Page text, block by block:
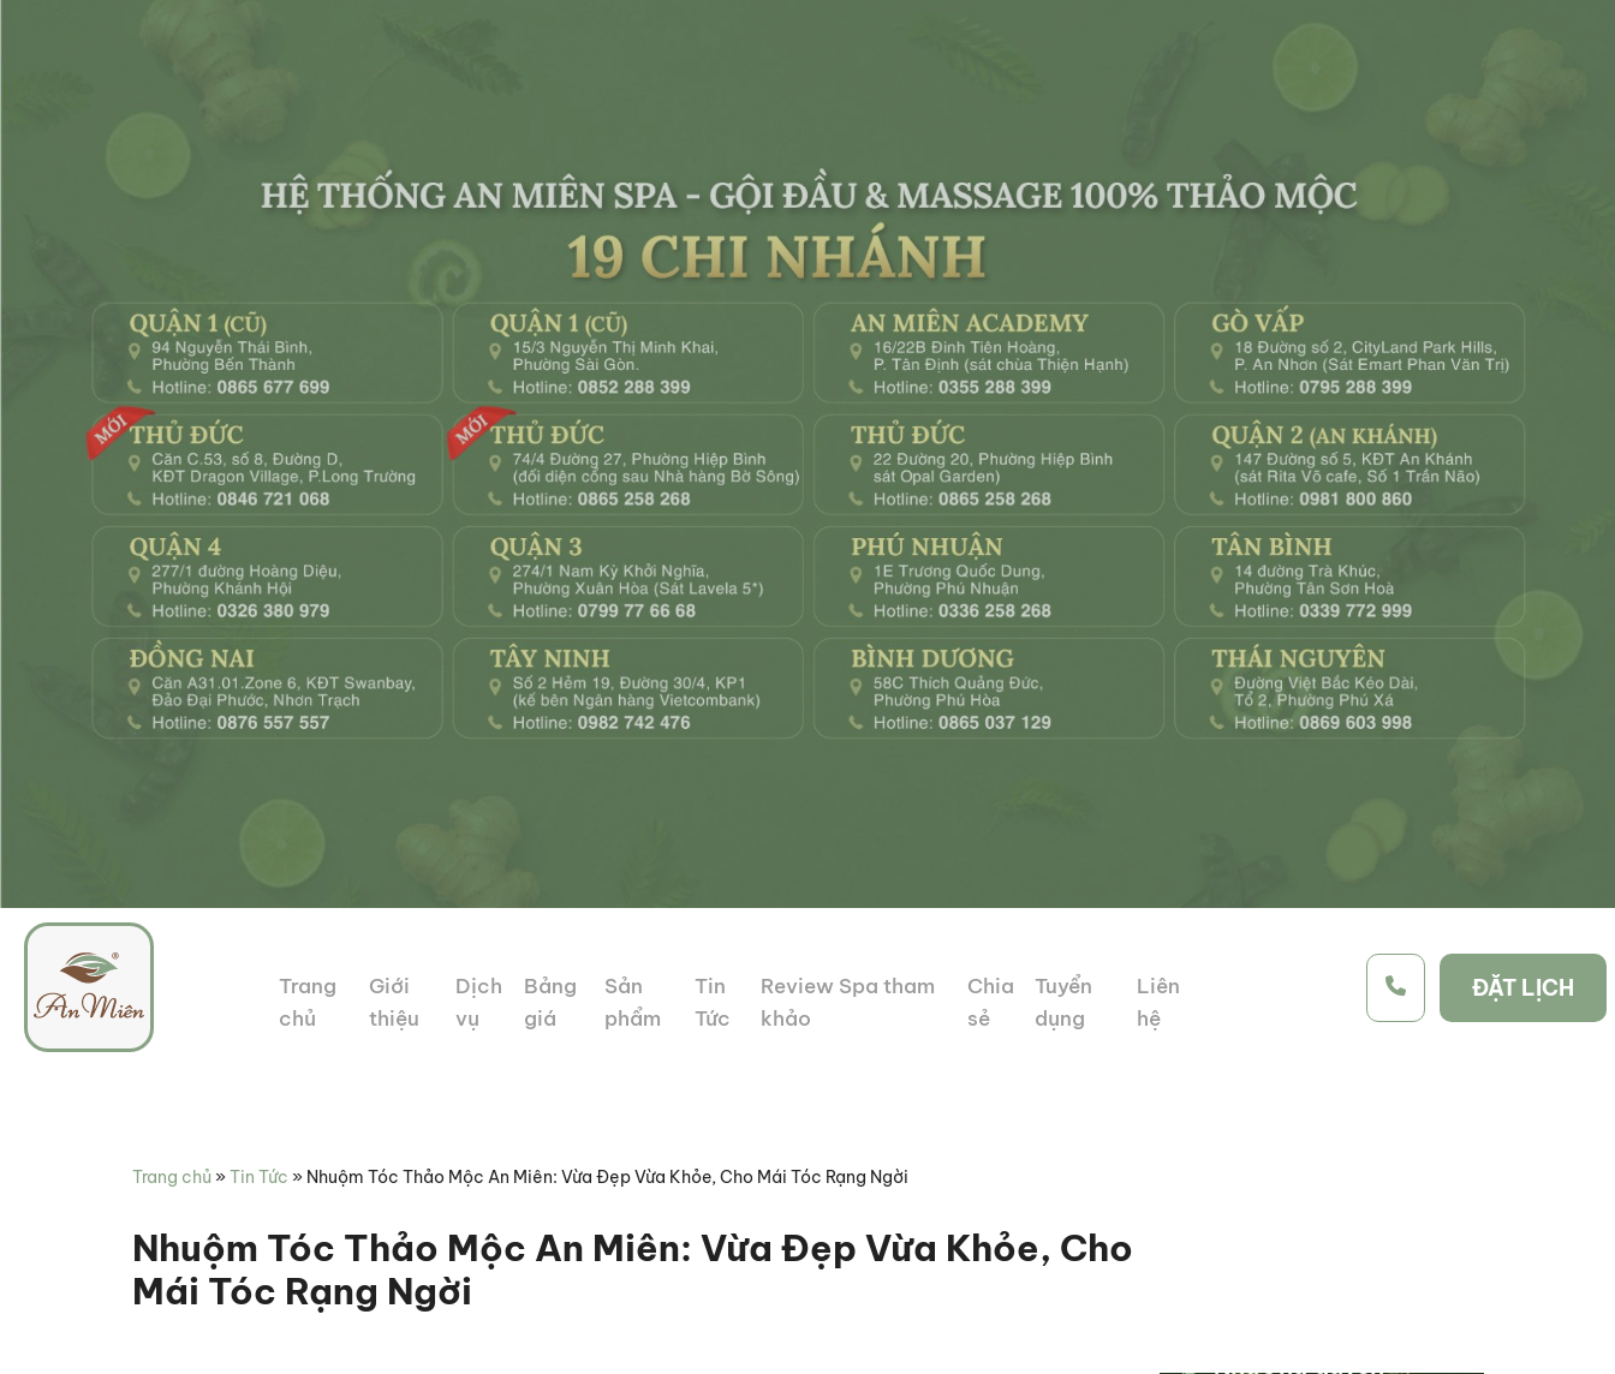
Trang
chủ
Giới
thiệu
Dịch
vụ
Bảng
giá
Sản
phẩm
Tin
Tức
Review Spa tham
khảo
Chia
sẻ
Tuyển
dụng
Liên
hệ
ĐẶT LỊCH
Trang chủ »Tin Tức » Nhuộm Tóc Thảo Mộc An Miên: Vừa Đẹp Vừa Khỏe, Cho Mái Tóc Rạng Ngời
Nhuộm Tóc Thảo Mộc An Miên: Vừa Đẹp Vừa Khỏe, Cho
Mái Tóc Rạng Ngời